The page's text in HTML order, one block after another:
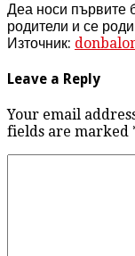
Деа носи първите
родители и се
Източник:
Leave a Reply
Your email
fields are marked